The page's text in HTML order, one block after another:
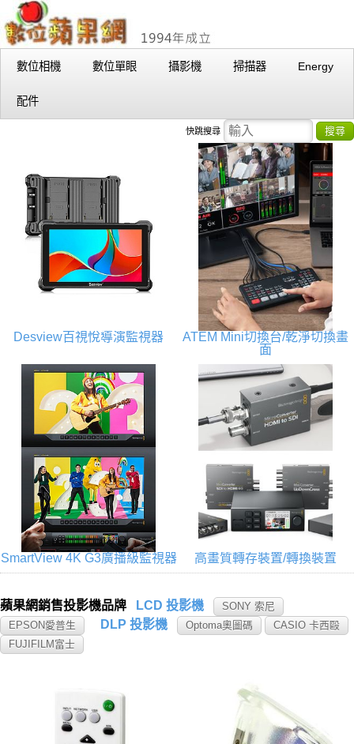
數位相機 數位單眼 攝影機 掃描器 Energy
配件
快跳搜尋 搜尋
Desview百視悅導演監視器
ATEM Mini切換台/乾淨切換畫
面
SmartView 4K G3廣播級監視器 高畫質轉存裝置/轉換裝置
蘋果網銷售投影機品牌 LCD 投影機
SONY 索尼
EPSON愛普生
DLP 投影機 Optoma奧圖碼
CASIO 卡西毆
FUJIFILM富士